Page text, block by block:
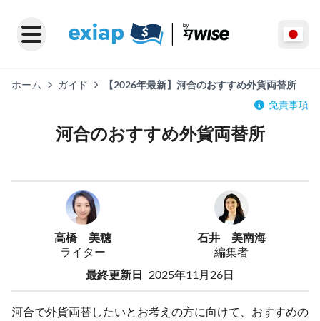
ホーム ガイド
【2026年最新】河合のおすすめ外貨両替所
免責事項
河合のおすすめ外貨両替所
高橋 美穂
ライター
石井 美南海
編集者
最終更新日 2025年11月26日
河合で外貨両替したいとお考えの方に向けて、おすすめの